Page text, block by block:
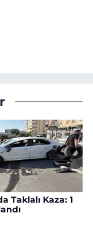
Taklalı Kaza: 1